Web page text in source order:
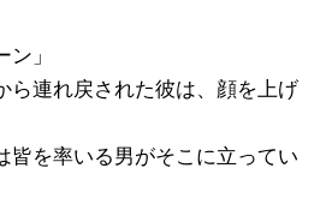
ン」
ら連れ戻された彼は、顔を上げ
皆を率いる男がそこに立ってい